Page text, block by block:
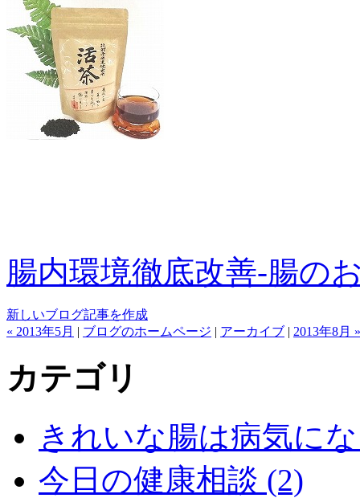
腸内環境徹底改善-腸の
新しいブログ記事を作成
« 2013年5月
ブログのホームページ アーカイブ 2013年8月 »
カテゴリ
きれいな腸は病気に
今日の健康相談 (2)